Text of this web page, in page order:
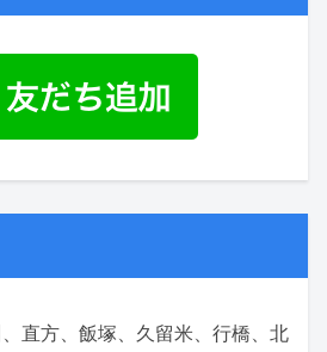
直方、飯塚、久留米、行橋、北